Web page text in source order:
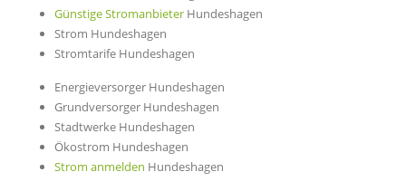
Günstige Stromanbieter Hundeshagen
Strom Hundeshagen
Stromtarife Hundeshagen
Energieversorger Hundeshagen
Grundversorger Hundeshagen
Stadtwerke Hundeshagen
Ökostrom Hundeshagen
Strom anmelden Hundeshagen